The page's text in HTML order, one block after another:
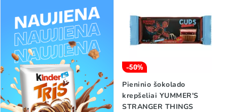
-50%
Pieninio šokolado
krepšeliai YUMMER'S
STRANGER THINGS